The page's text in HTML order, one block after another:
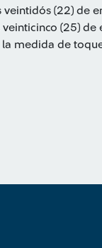
(22) de
(25) de
la medida de